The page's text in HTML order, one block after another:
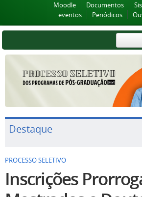
Moodle
Documentos
eventos
Periódicos
Destaque
PROCESSO SELETIVO
Inscrições